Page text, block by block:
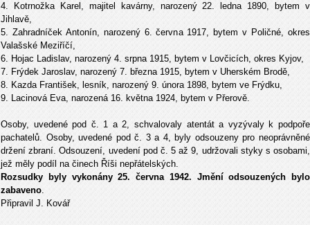
4. Kotrnožka Karel, majitel kavárny, narozený 22. ledna 1890, bytem v
Jihlavě,
5. Zahradníček Antonín, narozený 6. června 1917, bytem v Poličné, okres
Valašské Meziříčí,
6. Hojac Ladislav, narozený 4. srpna 1915, bytem v Lovčicích, okres Kyjov,
7. Frýdek Jaroslav, narozený 7. března 1915, bytem v Uherském Brodě,
8. Kazda František, lesník, narozený 9. února 1898, bytem ve Frýdku,
9. Lacinová Eva, narozená 16. května 1924, bytem v Přerově.
Osoby, uvedené pod č. 1 a 2, schvalovaly atentát a vyzývaly k podpoře
pachatelů. Osoby, uvedené pod č. 3 a 4, byly odsouzeny pro neoprávněné
držení zbraní. Odsouzení, uvedení pod č. 5 až 9, udržovali styky s osobami,
jež měly podíl na činech Říši nepřátelských.
Rozsudky byly vykonány 25. června 1942. Jmění odsouzených bylo
zabaveno.
Připravil J. Kovář